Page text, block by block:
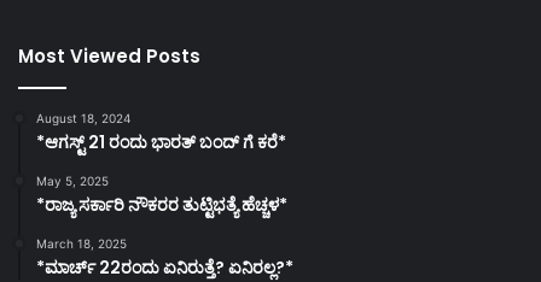
Most Viewed Posts
August 18, 2024
*ಆಗಸ್ಟ್ 21 ರಂದು ಭಾರತ್‌ ಬಂದ್‌ ಗೆ ಕರೆ*
May 5, 2025
*ರಾಜ್ಯ ಸರ್ಕಾರಿ ನೌಕರರ ತುಟ್ಟಿಭತ್ಯೆ ಹೆಚ್ಚಳ*
March 18, 2025
*ಮಾರ್ಚ್ 22ರಂದು ಏನಿರುತ್ತೆ? ಏನಿರಲ್ಲ?*